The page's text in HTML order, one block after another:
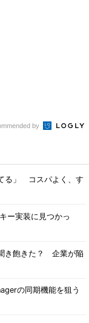
キュ
グを
講演
ブログ
張して
る必要
by
る」 コスパよく、す
ー実装に見つかっ
き飽きた？ 企業が陥
の同期機能を狙う